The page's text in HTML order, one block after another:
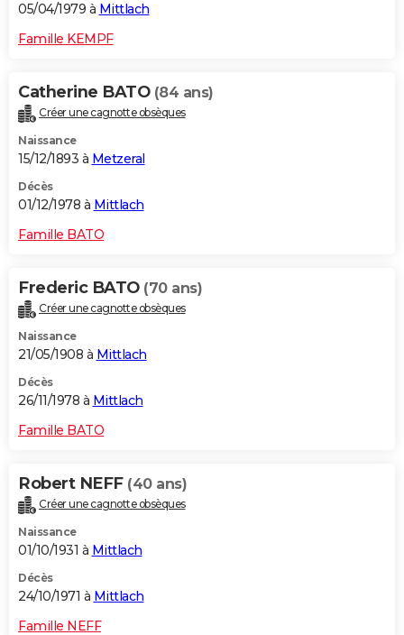
05/04/1979 à Mittlach
Famille KEMPF
Catherine BATO (84 ans)
Créer une cagnotte obsèques
Naissance
15/12/1893 à Metzeral
Décès
01/12/1978 à Mittlach
Famille BATO
Frederic BATO (70 ans)
Créer une cagnotte obsèques
Naissance
21/05/1908 à Mittlach
Décès
26/11/1978 à Mittlach
Famille BATO
Robert NEFF (40 ans)
Créer une cagnotte obsèques
Naissance
01/10/1931 à Mittlach
Décès
24/10/1971 à Mittlach
Famille NEFF